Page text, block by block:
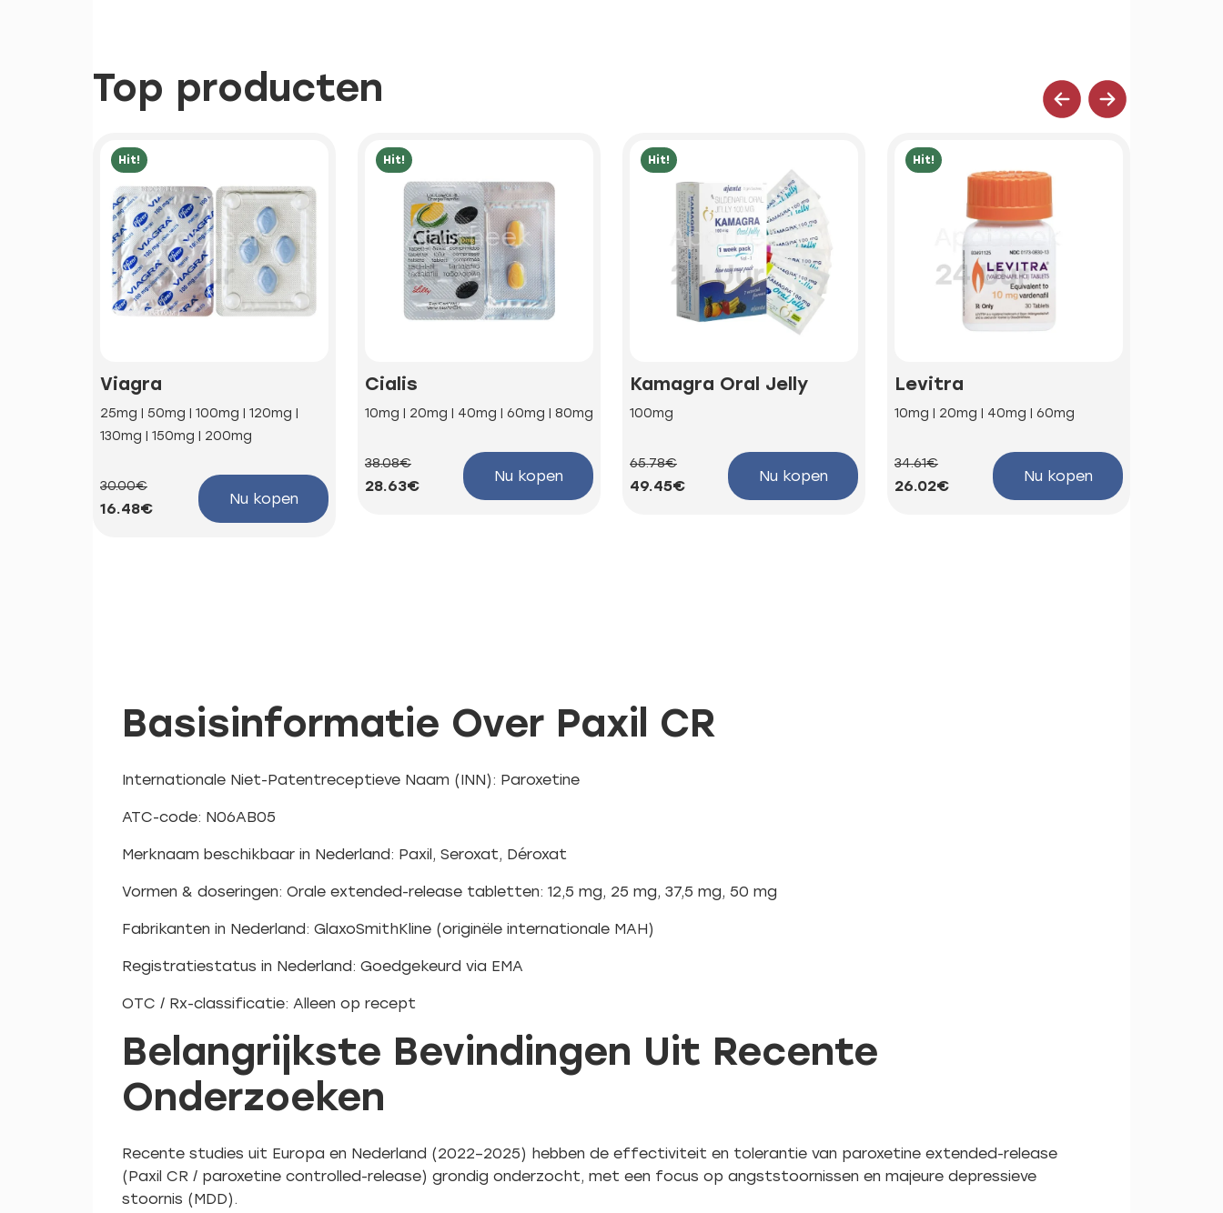
Top producten
Hit!
Viagra
25mg | 50mg | 100mg | 120mg |
130mg | 150mg | 200mg
30.00€
16.48€
Nu kopen
Hit!
Cialis
10mg | 20mg | 40mg | 60mg | 80mg
38.08€
28.63€
Nu kopen
Hit!
Kamagra Oral Jelly
100mg
65.78€
49.45€
Nu kopen
Hit!
Levitra
10mg | 20mg | 40mg | 60mg
34.61€
26.02€
Nu kopen
Basisinformatie Over Paxil CR
Internationale Niet-Patentreceptieve Naam (INN): Paroxetine
ATC-code: N06AB05
Merknaam beschikbaar in Nederland: Paxil, Seroxat, Déroxat
Vormen & doseringen: Orale extended-release tabletten: 12,5 mg, 25 mg, 37,5 mg, 50 mg
Fabrikanten in Nederland: GlaxoSmithKline (originële internationale MAH)
Registratiestatus in Nederland: Goedgekeurd via EMA
OTC / Rx-classificatie: Alleen op recept
Belangrijkste Bevindingen Uit Recente
Onderzoeken
Recente studies uit Europa en Nederland (2022–2025) hebben de effectiviteit en tolerantie van paroxetine extended-release
(Paxil CR / paroxetine controlled-release) grondig onderzocht, met een focus op angststoornissen en majeure depressieve
stoornis (MDD).